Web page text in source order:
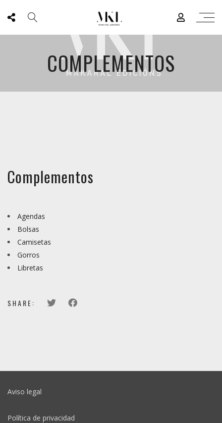
COMPLEMENTOS
Complementos
Agendas
Bolsas
Camisetas
Gorros
Libretas
SHARE:
Aviso legal
Política de privacidad